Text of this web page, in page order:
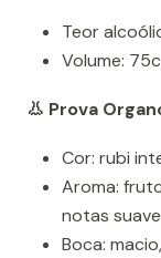
Teor
Volume:
👃 Prova
Cor: rubi
Aroma:
notas
Boca: